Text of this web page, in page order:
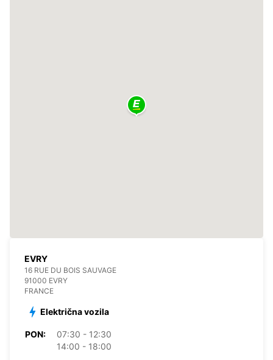
EVRY
16 RUE DU BOIS SAUVAGE
91000 EVRY
FRANCE
Električna vozila
PON:
07:30 - 12:30
14:00 - 18:00